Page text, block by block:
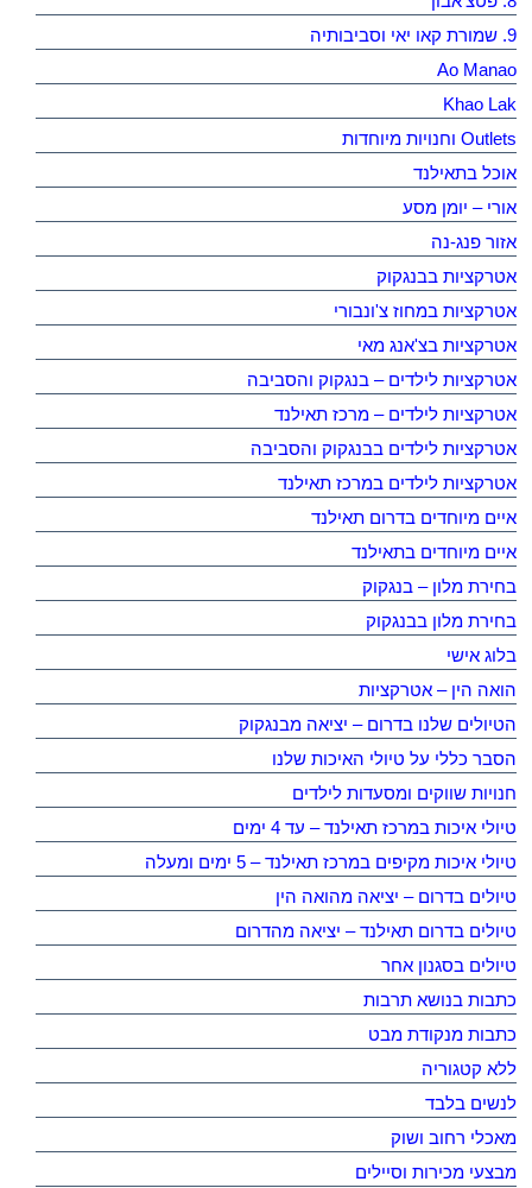
9. שמורת קאו יאי וסביבותיה
Ao Manao
Khao Lak
Outlets וחנויות מיוחדות
אוכל בתאילנד
אורי – יומן מסע
אזור פנג-נה
אטרקציות בבנגקוק
אטרקציות במחוז צ'ונבורי
אטרקציות בצ'אנג מאי
אטרקציות לילדים – בנגקוק והסביבה
אטרקציות לילדים – מרכז תאילנד
אטרקציות לילדים בבנגקוק והסביבה
אטרקציות לילדים במרכז תאילנד
איים מיוחדים בדרום תאילנד
איים מיוחדים בתאילנד
בחירת מלון – בנגקוק
בחירת מלון בבנגקוק
בלוג אישי
הואה הין – אטרקציות
הטיולים שלנו בדרום – יציאה מבנגקוק
הסבר כללי על טיולי האיכות שלנו
חנויות שווקים ומסעדות לילדים
טיולי איכות במרכז תאילנד – עד 4 ימים
טיולי איכות מקיפים במרכז תאילנד – 5 ימים ומעלה
טיולים בדרום – יציאה מהואה הין
טיולים בדרום תאילנד – יציאה מהדרום
טיולים בסגנון אחר
כתבות בנושא תרבות
כתבות מנקודת מבט
ללא קטגוריה
לנשים בלבד
מאכלי רחוב ושוק
מבצעי מכירות וסיילים